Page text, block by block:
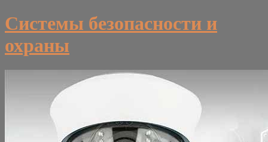
Системы безопасности и
охраны